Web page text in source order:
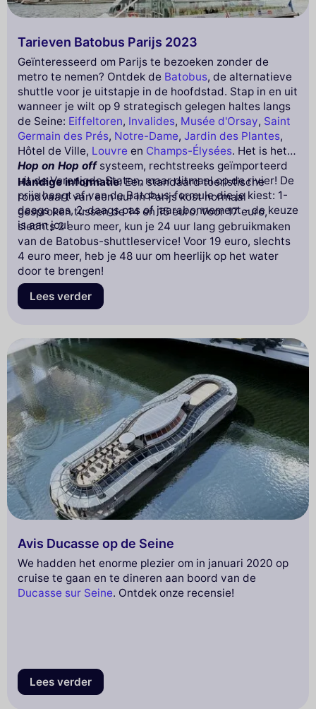
Tarieven Batobus Parijs 2023
Geïnteresseerd om Parijs te bezoeken zonder de
metro te nemen? Ontdek de Batobus, de alternatieve
shuttle voor je uitstapje in de hoofdstad. Stap in en uit
wanneer je wilt op 9 strategisch gelegen haltes langs
de Seine: Eiffeltoren, Invalides, Musée d'Orsay, Saint
Germain des Prés, Notre-Dame, Jardin des Plantes,
Hôtel de Ville, Louvre en Champs-Élysées. Het is het
Hop on Hop offsysteem, rechtstreeks geïmporteerd
uit de Verenigde Staten, maar ditmaal op de rivier! De
prijs hangt af van de Batobus-formule die je kiest: 1-
daags pas, 2-daags pas of jaarabonnement - de keuze
is aan jou!
Handige informatie: Een standaard toeristische
rondvaart van een uur in Parijs kost normaal
gesproken tussen de 14 en 15 euro. Voor 17 euro,
slechts 2 euro meer, kun je 24 uur lang gebruikmaken
van de Batobus-shuttleservice! Voor 19 euro, slechts
4 euro meer, heb je 48 uur om heerlijk op het water
door te brengen!
Lees verder
Avis Ducasse op de Seine
We hadden het enorme plezier om in januari 2020 op
cruise te gaan en te dineren aan boord van de
Ducasse sur Seine. Ontdek onze recensie!
Lees verder